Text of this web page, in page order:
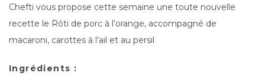
Chefti vous propose cette semaine une toute nouvelle
recette le Rôti de porc à l’orange, accompagné de
macaroni, carottes à l’ail et au persil
Ingrédients :